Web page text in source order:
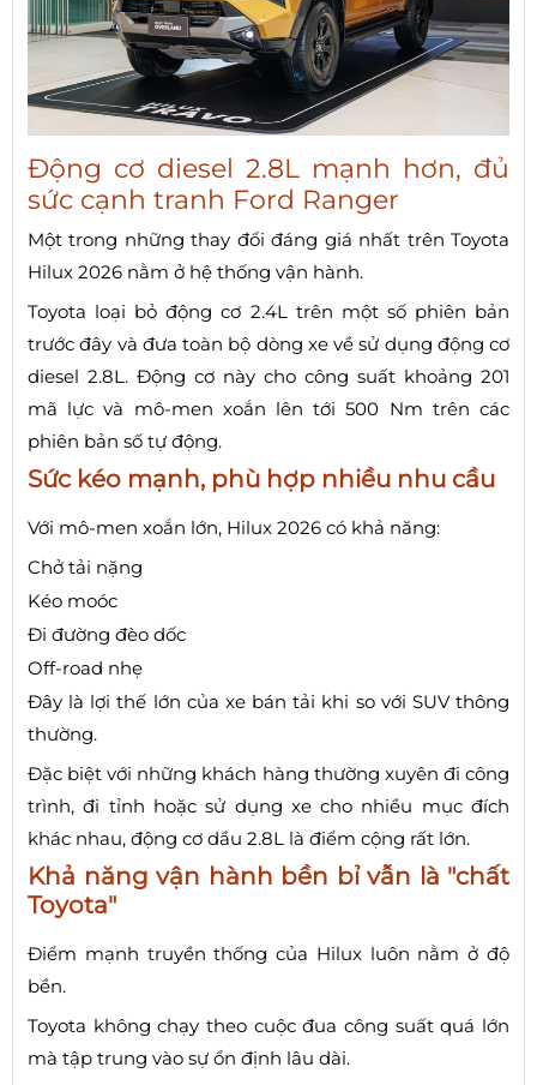
Động cơ diesel 2.8L mạnh hơn, đủ
sức cạnh tranh Ford Ranger
Một trong những thay đổi đáng giá nhất trên Toyota
Hilux 2026 nằm ở hệ thống vận hành.
Toyota loại bỏ động cơ 2.4L trên một số phiên bản
trước đây và đưa toàn bộ dòng xe về sử dụng động cơ
diesel 2.8L. Động cơ này cho công suất khoảng 201
mã lực và mô-men xoắn lên tới 500 Nm trên các
phiên bản số tự động.
Sức kéo mạnh, phù hợp nhiều nhu cầu
Với mô-men xoắn lớn, Hilux 2026 có khả năng:
Chở tải nặng
Kéo moóc
Đi đường đèo dốc
Off-road nhẹ
Đây là lợi thế lớn của xe bán tải khi so với SUV thông
thường.
Đặc biệt với những khách hàng thường xuyên đi công
trình, đi tỉnh hoặc sử dụng xe cho nhiều mục đích
khác nhau, động cơ dầu 2.8L là điểm cộng rất lớn.
Khả năng vận hành bền bỉ vẫn là "chất
Toyota"
Điểm mạnh truyền thống của Hilux luôn nằm ở độ
bền.
Toyota không chạy theo cuộc đua công suất quá lớn
mà tập trung vào sự ổn định lâu dài.